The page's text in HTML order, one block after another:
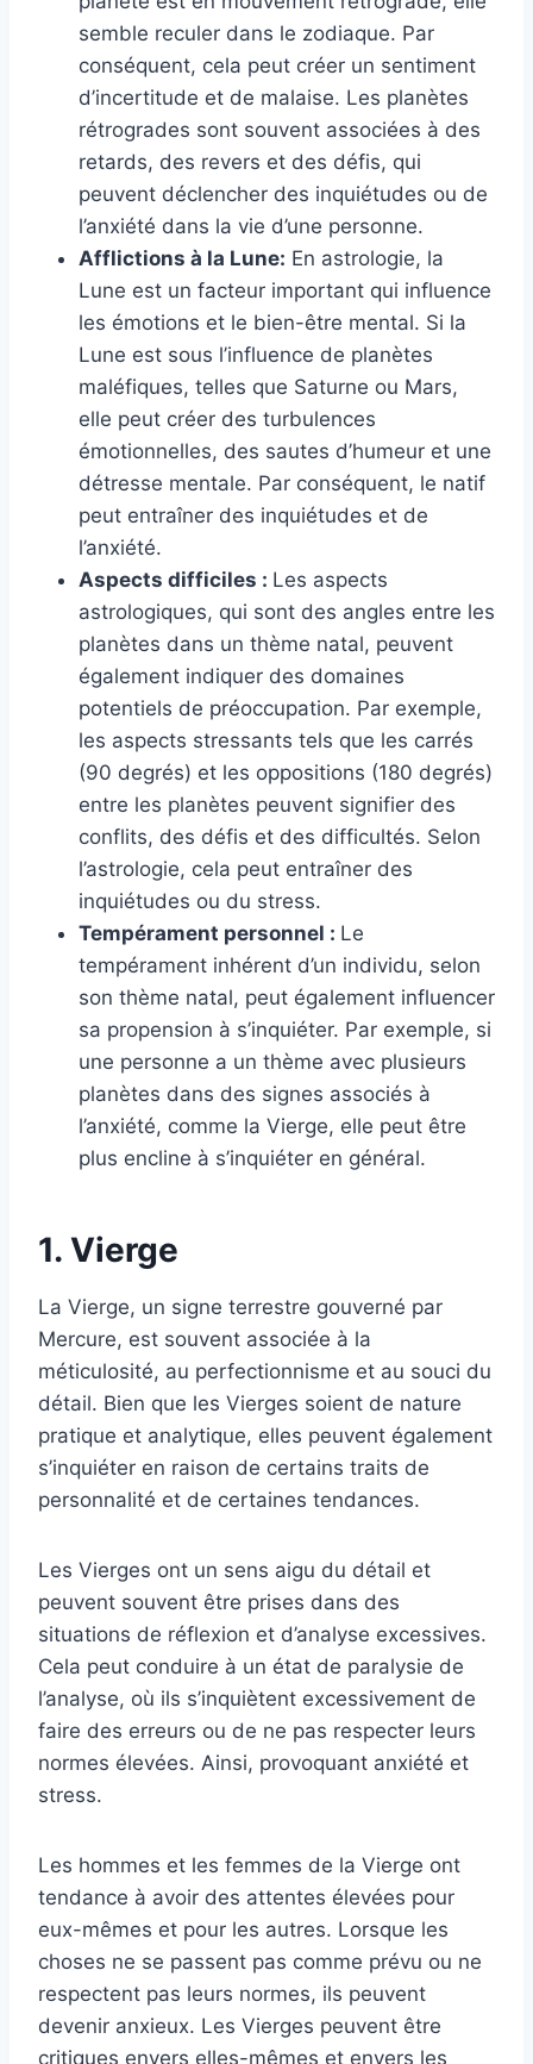
semble reculer dans le zodiaque. Par
conséquent, cela peut créer un sentiment
d’incertitude et de malaise. Les planètes
rétrogrades sont souvent associées à des
retards, des revers et des défis, qui
peuvent déclencher des inquiétudes ou de
l’anxiété dans la vie d’une personne.
Afflictions à la Lune: En astrologie, la
Lune est un facteur important qui influence
les émotions et le bien-être mental. Si la
Lune est sous l’influence de planètes
maléfiques, telles que Saturne ou Mars,
elle peut créer des turbulences
émotionnelles, des sautes d’humeur et une
détresse mentale. Par conséquent, le natif
peut entraîner des inquiétudes et de
l’anxiété.
Aspects difficiles : Les aspects
astrologiques, qui sont des angles entre les
planètes dans un thème natal, peuvent
également indiquer des domaines
potentiels de préoccupation. Par exemple,
les aspects stressants tels que les carrés
(90 degrés) et les oppositions (180 degrés)
entre les planètes peuvent signifier des
conflits, des défis et des difficultés. Selon
l’astrologie, cela peut entraîner des
inquiétudes ou du stress.
Tempérament personnel : Le
tempérament inhérent d’un individu, selon
son thème natal, peut également influencer
sa propension à s’inquiéter. Par exemple, si
une personne a un thème avec plusieurs
planètes dans des signes associés à
l’anxiété, comme la Vierge, elle peut être
plus encline à s’inquiéter en général.
1. Vierge
La Vierge, un signe terrestre gouverné par
Mercure, est souvent associée à la
méticulosité, au perfectionnisme et au souci du
détail. Bien que les Vierges soient de nature
pratique et analytique, elles peuvent également
s’inquiéter en raison de certains traits de
personnalité et de certaines tendances.
Les Vierges ont un sens aigu du détail et
peuvent souvent être prises dans des
situations de réflexion et d’analyse excessives.
Cela peut conduire à un état de paralysie de
l’analyse, où ils s’inquiètent excessivement de
faire des erreurs ou de ne pas respecter leurs
normes élevées. Ainsi, provoquant anxiété et
stress.
Les hommes et les femmes de la Vierge ont
tendance à avoir des attentes élevées pour
eux-mêmes et pour les autres. Lorsque les
choses ne se passent pas comme prévu ou ne
respectent pas leurs normes, ils peuvent
devenir anxieux. Les Vierges peuvent être
critiques envers elles-mêmes et envers les